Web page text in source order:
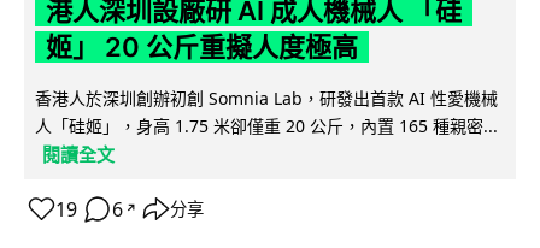
港人深圳設廠研 AI 成人機械人 「硅
姬」 20 公斤重擬人度極高
香港人於深圳創辦初創 Somnia Lab，研發出首款 AI 性愛機械
人「硅姬」，身高 1.75 米卻僅重 20 公斤，內置 165 種親密...
閱讀全文
19 6 ↗ 分享